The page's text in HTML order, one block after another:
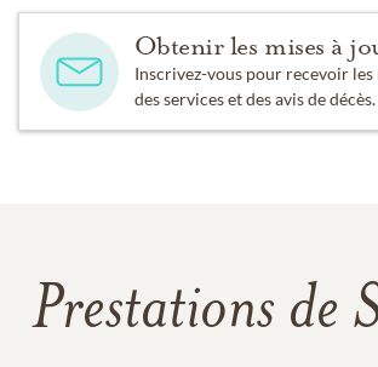
Obtenir les mises à
Inscrivez-vous pour recevoir les
des services et des avis de décès.
Prestations de